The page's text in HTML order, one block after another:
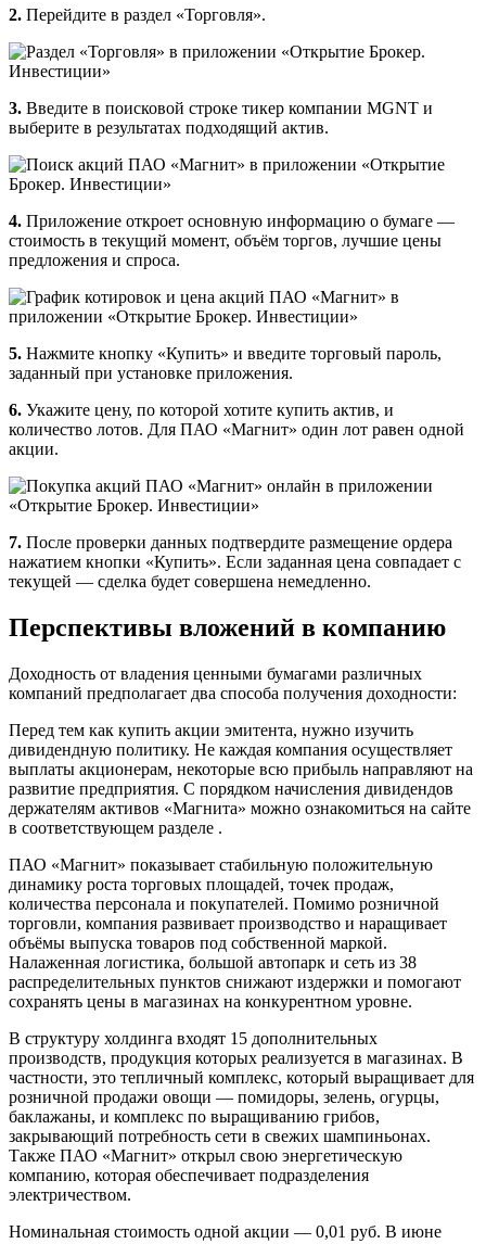
2. Перейдите в раздел «Торговля».
3. Введите в поисковой строке тикер компании MGNT и
выберите в результатах подходящий актив.
4. Приложение откроет основную информацию о бумаге —
стоимость в текущий момент, объём торгов, лучшие цены
предложения и спроса.
5. Нажмите кнопку «Купить» и введите торговый пароль,
заданный при установке приложения.
6. Укажите цену, по которой хотите купить актив, и
количество лотов. Для ПАО «Магнит» один лот равен одной
акции.
7. После проверки данных подтвердите размещение ордера
нажатием кнопки «Купить». Если заданная цена совпадает с
текущей — сделка будет совершена немедленно.
Перспективы вложений в компанию
Доходность от владения ценными бумагами различных
компаний предполагает два способа получения доходности:
Перед тем как купить акции эмитента, нужно изучить
дивидендную политику. Не каждая компания осуществляет
выплаты акционерам, некоторые всю прибыль направляют на
развитие предприятия. С порядком начисления дивидендов
держателям активов «Магнита» можно ознакомиться на сайте
в соответствующем разделе .
ПАО «Магнит» показывает стабильную положительную
динамику роста торговых площадей, точек продаж,
количества персонала и покупателей. Помимо розничной
торговли, компания развивает производство и наращивает
объёмы выпуска товаров под собственной маркой.
Налаженная логистика, большой автопарк и сеть из 38
распределительных пунктов снижают издержки и помогают
сохранять цены в магазинах на конкурентном уровне.
В структуру холдинга входят 15 дополнительных
производств, продукция которых реализуется в магазинах. В
частности, это тепличный комплекс, который выращивает для
розничной продажи овощи — помидоры, зелень, огурцы,
баклажаны, и комплекс по выращиванию грибов,
закрывающий потребность сети в свежих шампиньонах.
Также ПАО «Магнит» открыл свою энергетическую
компанию, которая обеспечивает подразделения
электричеством.
Номинальная стоимость одной акции — 0,01 руб. В июне